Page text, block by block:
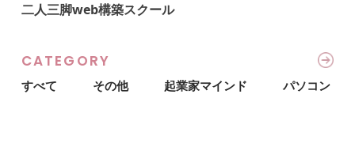
二人三脚web構築スクール
CATEGORY
すべて その他 起業家マインド パソコン・